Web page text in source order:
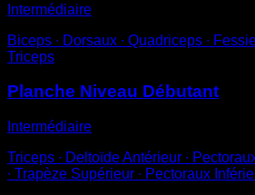
Intermédiaire
Biceps ∙ Dorsaux ∙ Quadriceps ∙
Triceps
Planche Niveau Débutant
Intermédiaire
Triceps ∙ Deltoïde Antérieur ∙
∙ Trapèze Supérieur ∙ Pectoraux